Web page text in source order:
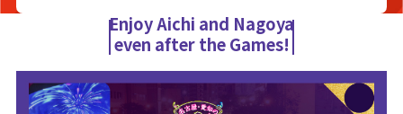
Enjoy Aichi and Nagoya
even after the Games!